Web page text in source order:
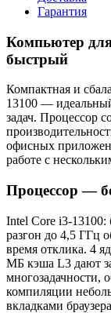
Гарантия
Компьютер
быстрый
Компактная и
13100 —
задач. Процессор
офисных
работе с
Процессор —
Intel Core i3-13100:
разгон до 4,5 ГГц
время отклика. 4
МБ кэша L3 дают
многозадачности,
компиляции
вкладками